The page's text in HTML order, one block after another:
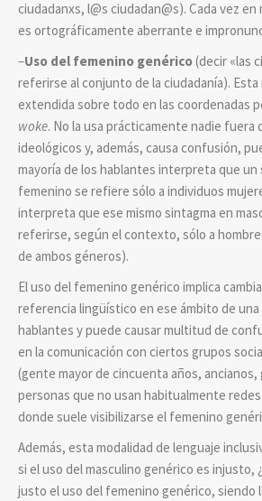
ciudadanxs, l@s ciudadan@s). Cada vez
es ortográficamente aberrante e
–Uso del femenino genérico(decir «las
referirse al conjunto de la ciudadanía). Esta
extendida sobre todo en las coordenadas
woke. No la usa prácticamente nadie fuera
ideológicos y, además, causa confusión,
mayoría de los hablantes interpreta que un
femenino se refiere sólo a individuos
interpreta que ese mismo sintagma en
referirse, según el contexto, sólo a
de ambos géneros).
El uso del femenino genérico implica
referencia lingüístico en ese ámbito de una
hablantes y puede causar multitud de
en la comunicación con ciertos grupos
(gente mayor de cincuenta años, ancianos,
personas que no usan habitualmente
donde suele visibilizarse el femenino
Además, esta modalidad de lenguaje
si el uso del masculino genérico es injusto,
justo el uso del femenino genérico, siendo